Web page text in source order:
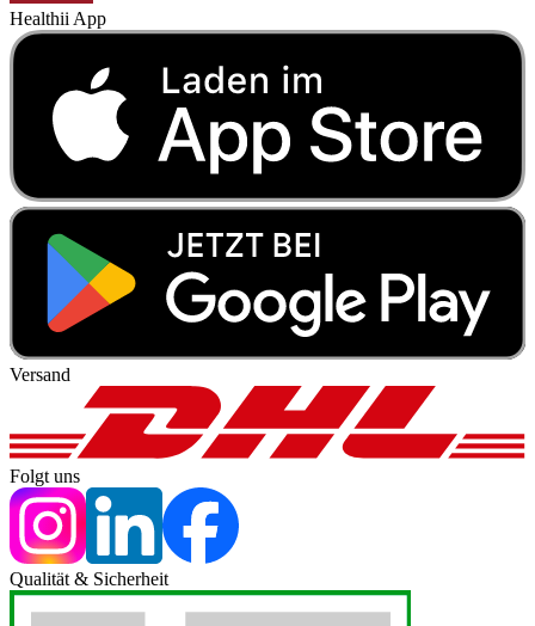
Healthii App
Versand
Folgt uns
Qualität & Sicherheit